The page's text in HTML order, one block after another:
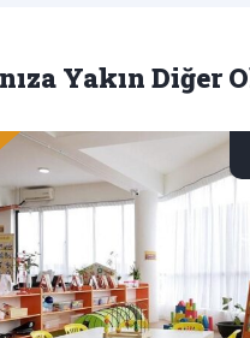
Yakın Diğer